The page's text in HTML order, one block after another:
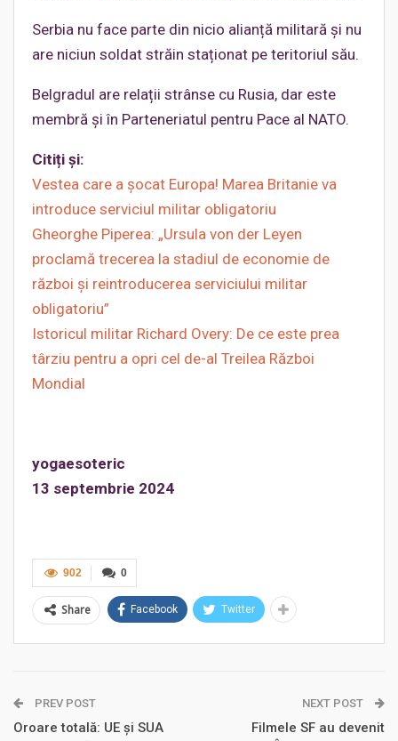
Serbia nu face parte din nicio alianță militară și nu
are niciun soldat străin staționat pe teritoriul său.
Belgradul are relații strânse cu Rusia, dar este
membră și în Parteneriatul pentru Pace al NATO.
Citiți și:
Vestea care a șocat Europa! Marea Britanie va
introduce serviciul militar obligatoriu
Gheorghe Piperea: „Ursula von der Leyen
proclamă trecerea la stadiul de economie de
război și reintroducerea serviciului militar
obligatoriu”
Istoricul militar Richard Overy: De ce este prea
târziu pentru a opri cel de-al Treilea Război
Mondial
yogaesoteric
13 septembrie 2024
0
902
Share Facebook Twitter
PREV POST
Oroare totală: UE și SUA
NEXT POST
Filmele SF au devenit